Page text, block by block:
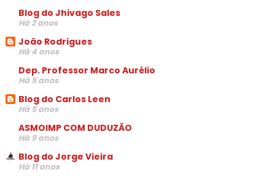
Blog do Jhivago Sales
Há 2 anos
João Rodrigues
Há 4 anos
Dep. Professor Marco Aurélio
Há 5 anos
Blog do Carlos Leen
Há 5 anos
ASMOIMP COM DUDUZÃO
Há 9 anos
Blog do Jorge Vieira
Há 11 anos